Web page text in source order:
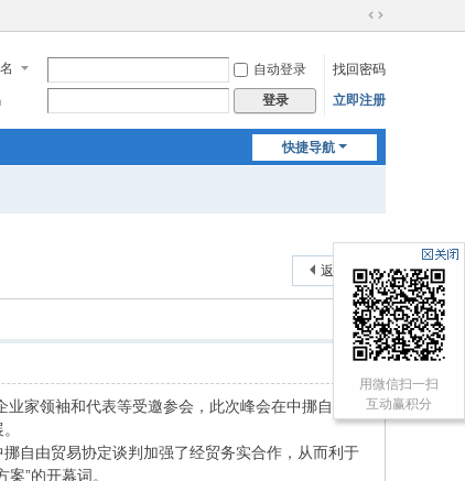
切
到
宽
自动登录
找回密码
登录 立即注册
快捷导航
返回列表
领袖和代表等受邀参会，此次峰会在中挪自贸
自由贸易协定谈判加强了经贸务实合作，从而利于
”的开幕词。
用微信扫一扫
互动赢积分